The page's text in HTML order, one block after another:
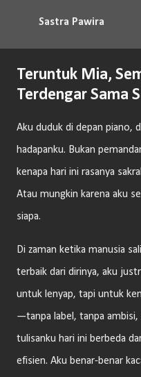
Langsung
Sastra Pawira
Teruntuk Mia,
Terdengar Sama
Aku duduk di depan piano,
hadapanku. Bukan
kenapa hari ini rasanya
Atau mungkin karena aku
siapa.
Di zaman ketika manusia
terbaik dari dirinya, aku
untuk lenyap, tapi untuk
—tanpa label, tanpa
tulisanku hari ini berbeda
efisien. Aku benar-benar